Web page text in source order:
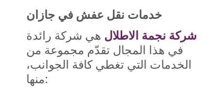
خدمات نقل عفش في جازان
شركة نجمة الاطلال هي شركة رائدة
في هذا المجال تقدّم مجموعة من
الخدمات التي تغطي كافة الجوانب،
منها: